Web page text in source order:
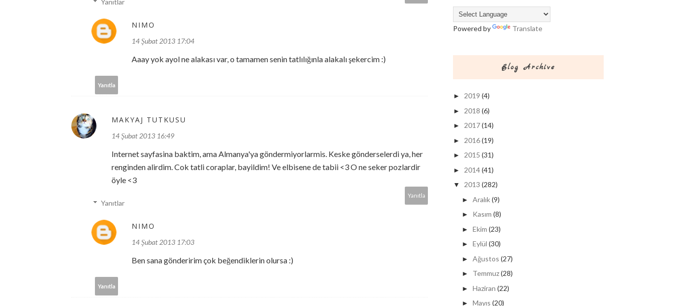
Yanıtlar
NIMO
14 Şubat 2013 17:04
Aaay yok ayol ne alakası var, o tamamen senin tatlılığınla alakalı şekercim :)
Yanıtla
MAKYAJ TUTKUSU
14 Şubat 2013 16:49
Internet sayfasina baktim, ama Almanya'ya göndermiyorlarmis. Keske gönderselerdi ya, her
renginden alirdim. Cok tatli coraplar, bayildim! Ve elbisene de tabii <3 O ne seker pozlardir
öyle <3
Yanıtla
Yanıtlar
NIMO
14 Şubat 2013 17:03
Ben sana gönderirim çok beğendiklerin olursa :)
Yanıtla
Powered by Translate
Blog Archive
► 2019 (4)
► 2018 (6)
► 2017(14)
► 2016(19)
► 2015 (31)
► 2014(41)
▼ 2013 (282)
► Aralık(9)
► Kasım (8)
► Ekim (23)
► Eylül (30)
► Ağustos (27)
► Temmuz(28)
► Haziran (22)
► Mayıs (20)